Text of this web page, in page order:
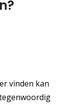
vinden kan